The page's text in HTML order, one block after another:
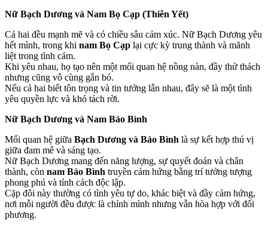
Nữ Bạch Dương và Nam Bọ Cạp (Thiên Yết)
Cả hai đều mạnh mẽ và có chiều sâu cảm xúc. Nữ Bạch Dương yêu
hết mình, trong khi nam Bọ Cạp lại cực kỳ trung thành và mãnh
liệt trong tình cảm.
Khi yêu nhau, họ tạo nên một mối quan hệ nồng nàn, đầy thử thách
nhưng cũng vô cùng gắn bó.
Nếu cả hai biết tôn trọng và tin tưởng lẫn nhau, đây sẽ là một tình
yêu quyền lực và khó tách rời.
Nữ Bạch Dương và Nam Bảo Bình
Mối quan hệ giữa Bạch Dương và Bảo Bình là sự kết hợp thú vị
giữa đam mê và sáng tạo.
Nữ Bạch Dương mang đến năng lượng, sự quyết đoán và chân
thành, còn nam Bảo Bình truyền cảm hứng bằng trí tưởng tượng
phong phú và tính cách độc lập.
Cặp đôi này thường có tình yêu tự do, khác biệt và đầy cảm hứng,
nơi mỗi người đều được là chính mình nhưng vẫn hòa hợp với đối
phương.